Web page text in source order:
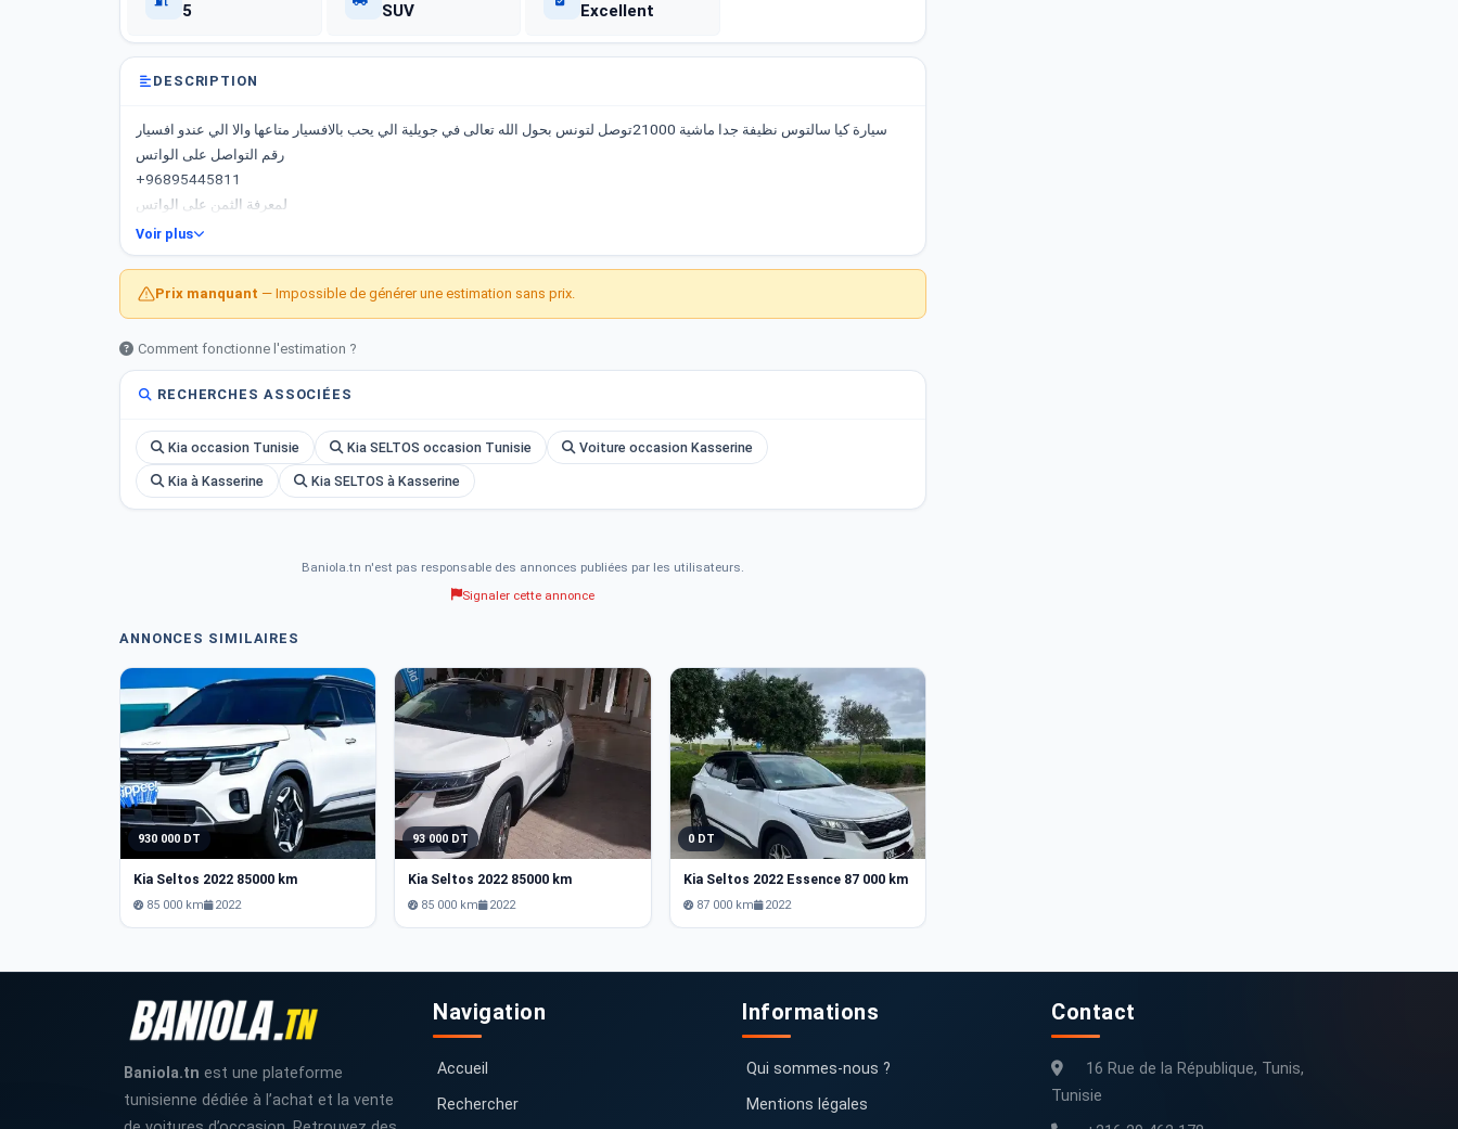
5 SUV Excellent
DESCRIPTION
سيارة كيا سالتوس نظيفة جدا ماشية 21000توصل لتونس بحول الله تعالى في جويلية الي يحب بالافسيار متاعها والا الي عندو افسيار
رقم التواصل على الواتس
+96895445811
لمعرفة الثمن على الواتس
Voir plus
Prix manquant — Impossible de générer une estimation sans prix.
Comment fonctionne l'estimation ?
RECHERCHES ASSOCIÉES
Kia occasion Tunisie Kia SELTOS occasion Tunisie Voiture occasion Kasserine
Kia à Kasserine Kia SELTOS à Kasserine
Baniola.tn n'est pas responsable des annonces publiées par les utilisateurs.
Signaler cette annonce
ANNONCES SIMILAIRES
930 000 DT
Kia Seltos 2022 85000 km
85 000 km 2022
93 000 DT
Kia Seltos 2022 85000 km
85 000 km 2022
0 DT
Kia Seltos 2022 Essence 87 000 km
87 000 km 2022
Baniola.tn est une plateforme
tunisienne dédiée à l’achat et la vente
Navigation
Accueil
Rechercher
Informations
Qui sommes-nous ?
Mentions légales
Contact
16 Rue de la République, Tunis,
Tunisie